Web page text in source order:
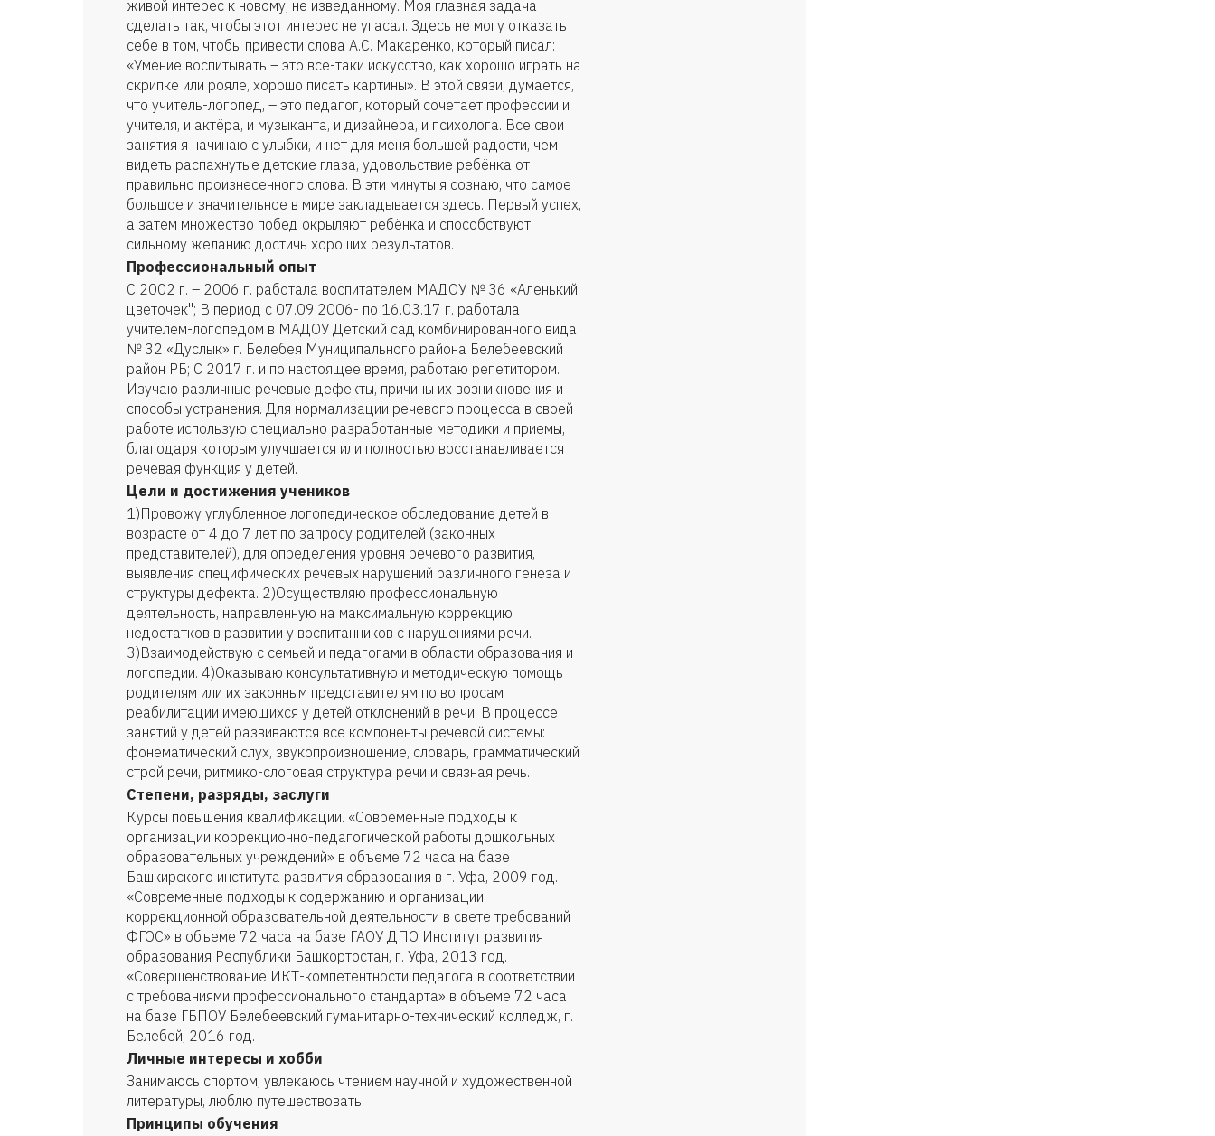
живой интерес к новому, не изведанному. Моя главная задача
сделать так, чтобы этот интерес не угасал. Здесь не могу отказать
себе в том, чтобы привести слова А.С. Макаренко, который писал:
«Умение воспитывать – это все-таки искусство, как хорошо играть на
скрипке или рояле, хорошо писать картины». В этой связи, думается,
что учитель-логопед, – это педагог, который сочетает профессии и
учителя, и актёра, и музыканта, и дизайнера, и психолога. Все свои
занятия я начинаю с улыбки, и нет для меня большей радости, чем
видеть распахнутые детские глаза, удовольствие ребёнка от
правильно произнесенного слова. В эти минуты я сознаю, что самое
большое и значительное в мире закладывается здесь. Первый успех,
а затем множество побед окрыляют ребёнка и способствуют
сильному желанию достичь хороших результатов.
Профессиональный опыт
С 2002 г. – 2006 г. работала воспитателем МАДОУ № 36 «Аленький
цветочек"; В период с 07.09.2006- по 16.03.17 г. работала
учителем-логопедом в МАДОУ Детский сад комбинированного вида
№ 32 «Дуслык» г. Белебея Муниципального района Белебеевский
район РБ; С 2017 г. и по настоящее время, работаю репетитором.
Изучаю различные речевые дефекты, причины их возникновения и
способы устранения. Для нормализации речевого процесса в своей
работе использую специально разработанные методики и приемы,
благодаря которым улучшается или полностью восстанавливается
речевая функция у детей.
Цели и достижения учеников
1)Провожу углубленное логопедическое обследование детей в
возрасте от 4 до 7 лет по запросу родителей (законных
представителей), для определения уровня речевого развития,
выявления специфических речевых нарушений различного генеза и
структуры дефекта. 2)Осуществляю профессиональную
деятельность, направленную на максимальную коррекцию
недостатков в развитии у воспитанников с нарушениями речи.
3)Взаимодействую с семьей и педагогами в области образования и
логопедии. 4)Оказываю консультативную и методическую помощь
родителям или их законным представителям по вопросам
реабилитации имеющихся у детей отклонений в речи. В процессе
занятий у детей развиваются все компоненты речевой системы:
фонематический слух, звукопроизношение, словарь, грамматический
строй речи, ритмико-слоговая структура речи и связная речь.
Степени, разряды, заслуги
Курсы повышения квалификации. «Современные подходы к
организации коррекционно-педагогической работы дошкольных
образовательных учреждений» в объеме 72 часа на базе
Башкирского института развития образования в г. Уфа, 2009 год.
«Современные подходы к содержанию и организации
коррекционной образовательной деятельности в свете требований
ФГОС» в объеме 72 часа на базе ГАОУ ДПО Институт развития
образования Республики Башкортостан, г. Уфа, 2013 год.
«Совершенствование ИКТ-компетентности педагога в соответствии
с требованиями профессионального стандарта» в объеме 72 часа
на базе ГБПОУ Белебеевский гуманитарно-технический колледж, г.
Белебей, 2016 год.
Личные интересы и хобби
Занимаюсь спортом, увлекаюсь чтением научной и художественной
литературы, люблю путешествовать.
Принципы обучения